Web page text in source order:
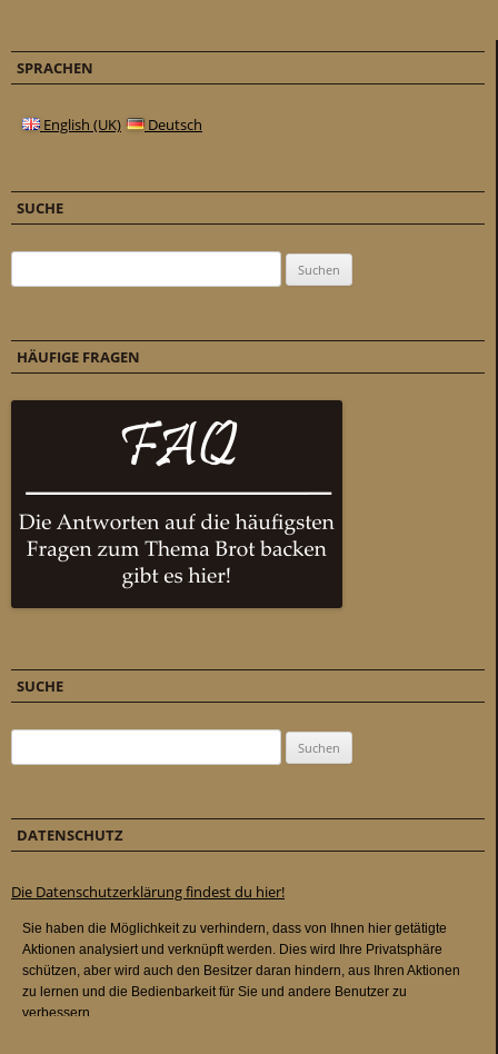
SPRACHEN
English (UK) Deutsch
SUCHE
HÄUFIGE FRAGEN
SUCHE
DATENSCHUTZ
Die Datenschutzerklärung findest du hier!